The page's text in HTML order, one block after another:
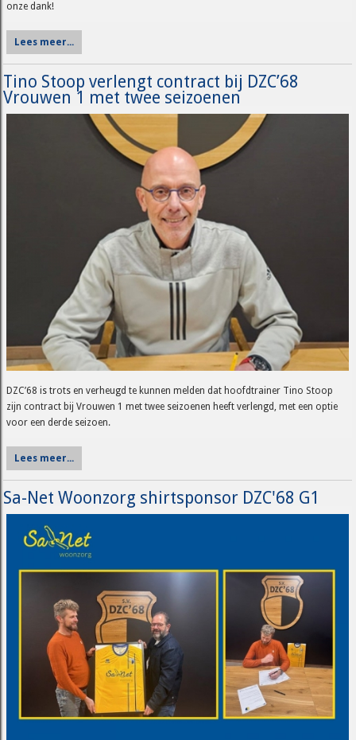
onze dank!
Lees meer...
Tino Stoop verlengt contract bij DZC’68
Vrouwen 1 met twee seizoenen
DZC’68 is trots en verheugd te kunnen melden dat hoofdtrainer Tino Stoop
zijn contract bij Vrouwen 1 met twee seizoenen heeft verlengd, met een optie
voor een derde seizoen.
Lees meer...
Sa-Net Woonzorg shirtsponsor DZC'68 G1